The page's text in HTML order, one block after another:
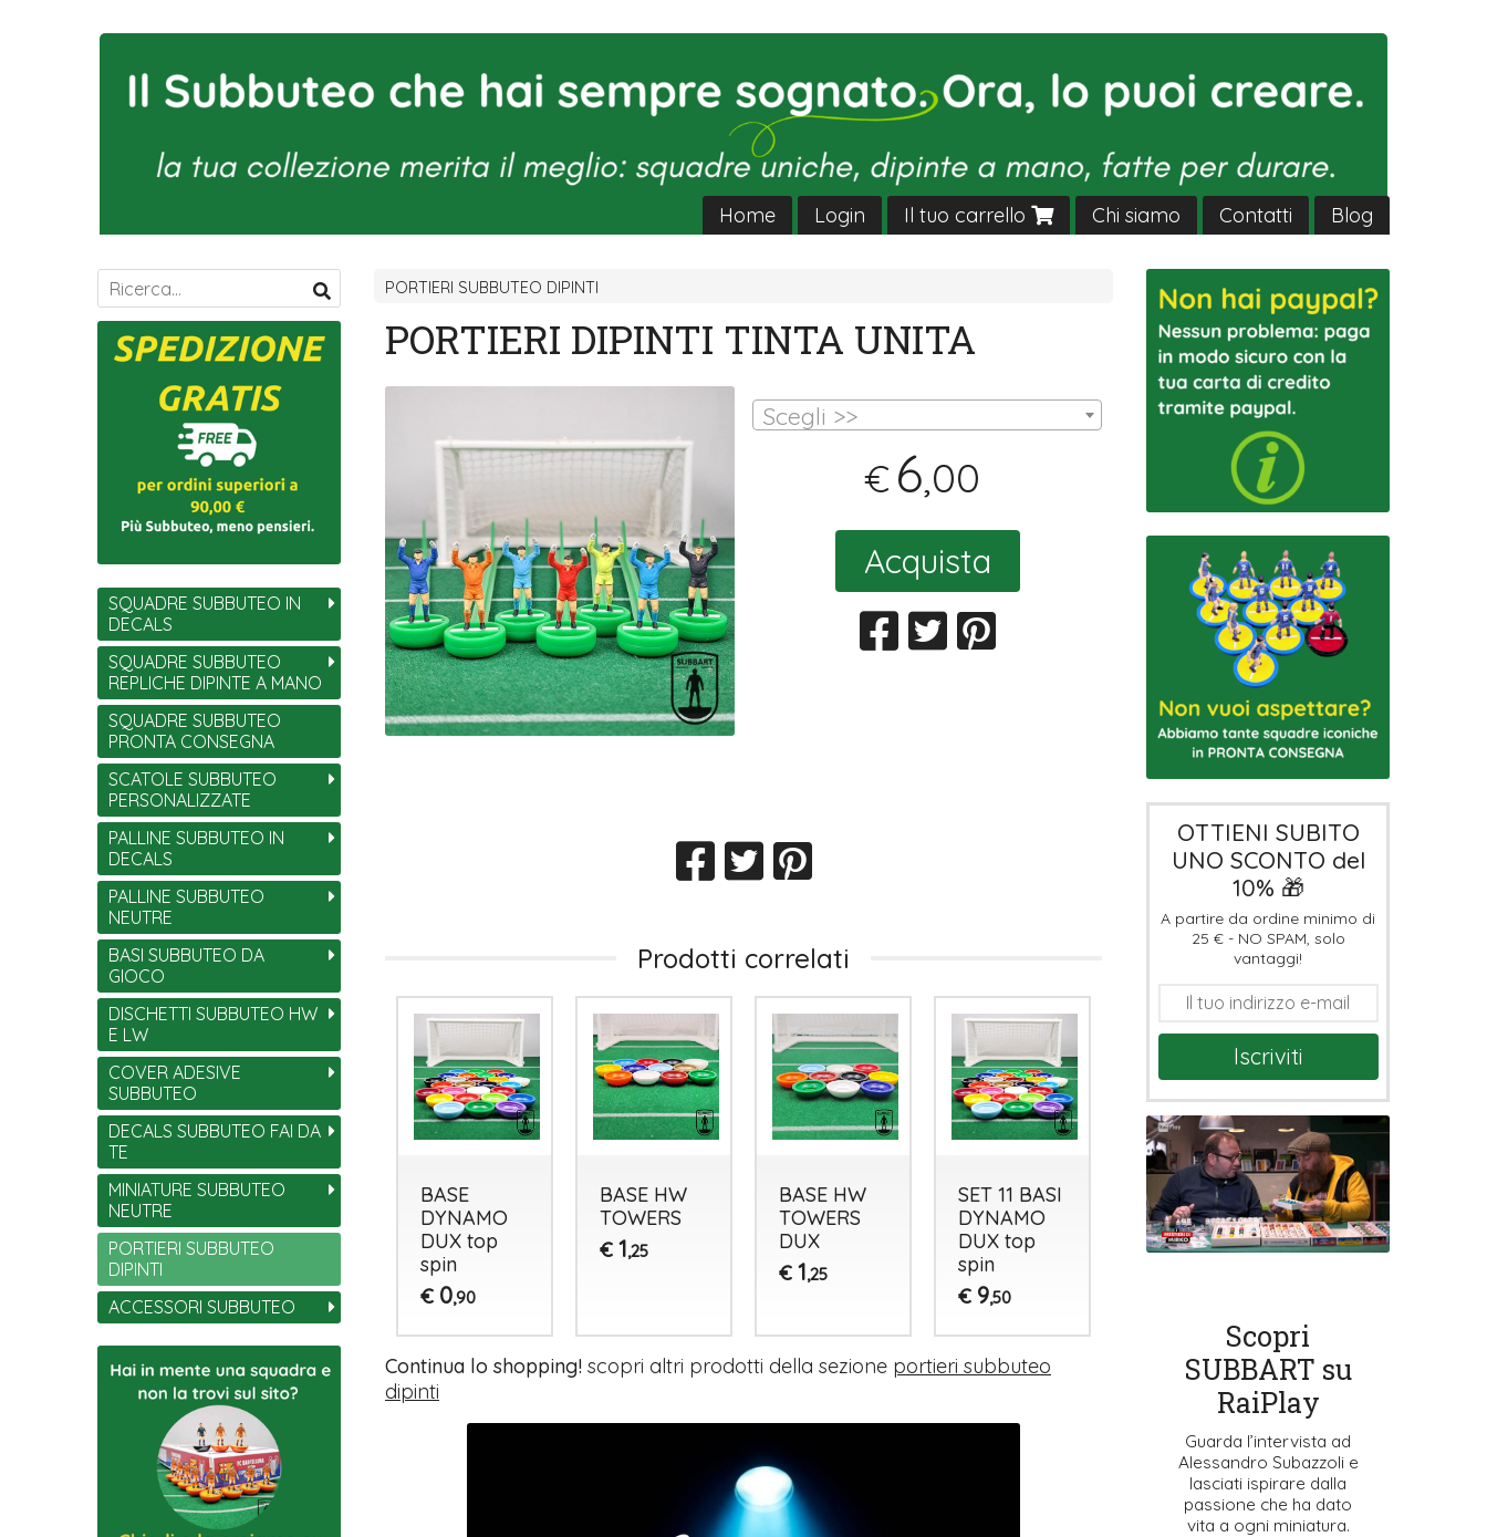
Home Login Il tuo carrello Chi siamo Contatti Blog
PORTIERI SUBBUTEO DIPINTI
PORTIERI DIPINTI TINTA UNITA
Scegli >>
€ 6,00
Acquista
Prodotti correlati
BASE HW
top spin
,70
SET 11 BASI
spin
BASE
DYNAMO
DUX top
spin
€ 0,90
BASE HW
TOWERS
€ 1,25
BASE HW
TOWERS
DUX
€ 1,25
SET 11 BASI
DYNAMO
DUX top
spin
€ 9,50
SET 11 BASI
HW
TOWERS
BASE HW
PRO
astrobase
Continua lo shopping!scopri altri prodotti della sezione portieri subbuteo
dipinti
SQUADRE SUBBUTEO IN
DECALS
SQUADRE SUBBUTEO
REPLICHE DIPINTE A MANO
SQUADRE SUBBUTEO
PRONTA CONSEGNA
SCATOLE SUBBUTEO
PERSONALIZZATE
PALLINE SUBBUTEO IN
DECALS
PALLINE SUBBUTEO
NEUTRE
BASI SUBBUTEO DA
GIOCO
DISCHETTI SUBBUTEO HW
E LW
COVER ADESIVE
SUBBUTEO
DECALS SUBBUTEO FAI DA
TE
MINIATURE SUBBUTEO
NEUTRE
PORTIERI SUBBUTEO
DIPINTI
ACCESSORI SUBBUTEO
OTTIENI SUBITO
UNO SCONTO del
10% 🎁
A partire da ordine minimo di
25 € - NO SPAM, solo
vantaggi!
Iscriviti
Scopri
SUBBART su
RaiPlay
Guarda l’intervista ad
Alessandro Subazzoli e
lasciati ispirare dalla
passione che ha dato
vita a ogni miniatura.